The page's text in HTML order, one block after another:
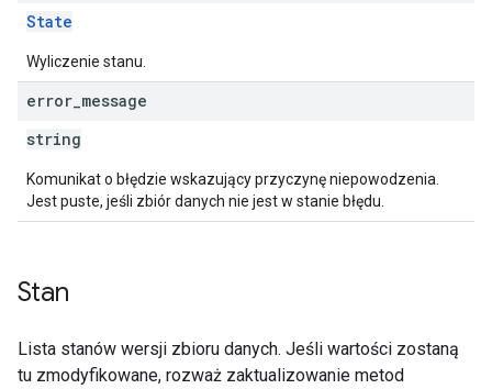
State
Wyliczenie stanu.
error message
string
Komunikat o błędzie wskazujący przyczynę niepowodzenia.
Jest puste, jeśli zbiór danych nie jest w stanie błędu.
Stan
Lista stanów wersji zbioru danych. Jeśli wartości zostaną
tu zmodyfikowane, rozważ zaktualizowanie metod